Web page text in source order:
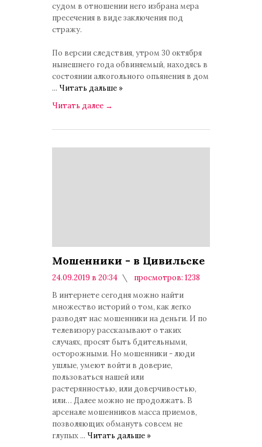
судом в отношении него избрана мера
пресечения в виде заключения под
стражу.
По версии следствия, утром 30 октября
нынешнего года обвиняемый, находясь в
состоянии алкогольного опьянения в дом
... Читать дальше »
Читать далее →
Мошенники - в Цивильске
24.09.2019 в 20:34
просмотров: 1238
В интернете сегодня можно найти
множество историй о том, как легко
разводят нас мошенники на деньги. И по
телевизору рассказывают о таких
случаях, просят быть бдительными,
осторожными. Но мошенники - люди
ушлые, умеют войти в доверие,
пользоваться нашей или
растерянностью, или доверчивостью,
или… Далее можно не продолжать. В
арсенале мошенников масса приемов,
позволяющих обмануть совсем не
глупых ... Читать дальше »